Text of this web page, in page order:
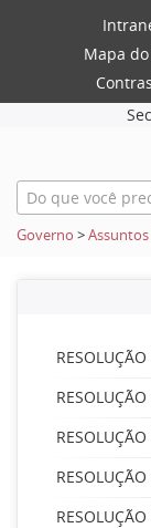
Mapa
Governo >